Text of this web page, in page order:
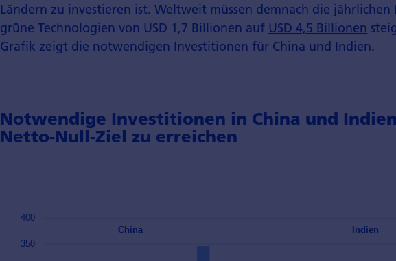
Ländern zu investieren ist. Weltweit müssen demnach die
grüne Technologien von USD 1,7 Billionen auf USD 4,5 Billionen
Grafik zeigt die notwendigen Investitionen für China und Indien.
Notwendige Investitionen in China und
Netto-Null-Ziel zu erreichen